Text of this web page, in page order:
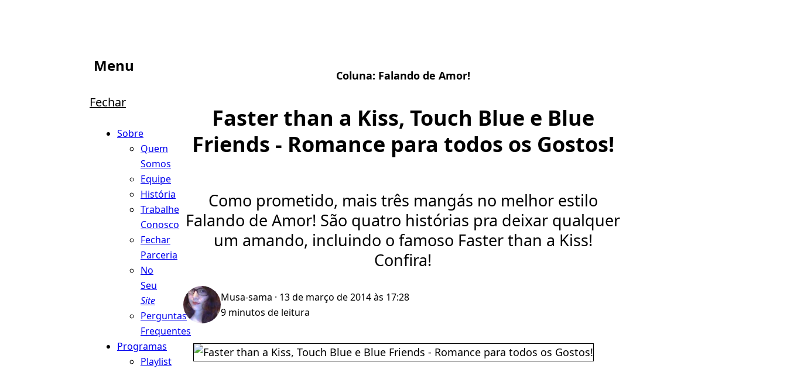
Menu
Fechar
Sobre
Quem
Somos
Equipe
História
Trabalhe
Conosco
Fechar
Parceria
No
Seu
Site
Perguntas
Frequentes
Programas
Playlist
Coluna: Falando de Amor!
Faster than a Kiss, Touch Blue e Blue
Friends - Romance para todos os Gostos!
Como prometido, mais três mangás no melhor estilo
Falando de Amor! São quatro histórias pra deixar qualquer
um amando, incluindo o famoso Faster than a Kiss!
Confira!
Musa-sama · 13 de março de 2014 às 17:28
9 minutos de leitura